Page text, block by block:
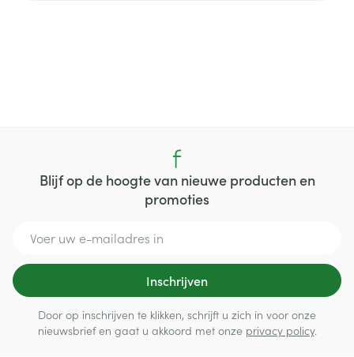
Blijf op de hoogte van nieuwe producten en
promoties
Inschrijven
Door op inschrijven te klikken, schrijft u zich in voor onze
nieuwsbrief en gaat u akkoord met onze privacy policy.